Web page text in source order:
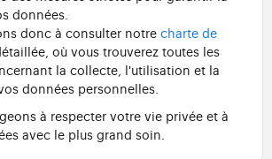
données.
donc à consulter notre charte de
où vous trouverez toutes les
la collecte, l'utilisation et la
données personnelles.
à respecter votre vie privée et à
avec le plus grand soin.